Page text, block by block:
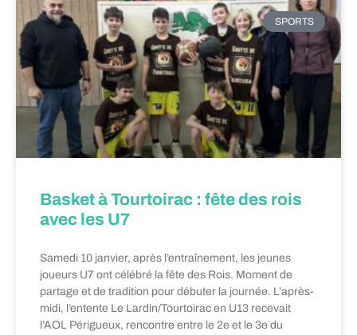
SPORTS
Basket à Tourtoirac : fête des rois
avec les U7
Samedi 10 janvier, après l’entraînement, les jeunes
joueurs U7 ont célébré la fête des Rois. Moment de
partage et de tradition pour débuter la journée. L’après-
midi, l’entente Le Lardin/Tourtoirac en U13 recevait
l’AOL Périgueux, rencontre entre le 2e et le 3e du